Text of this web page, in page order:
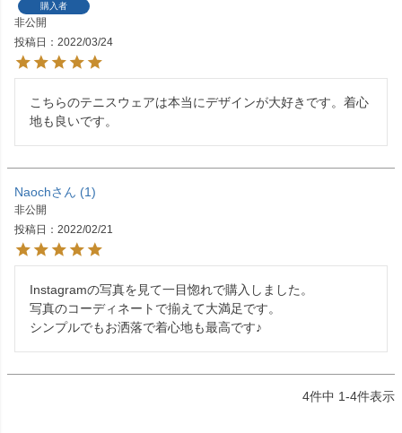
購入者
非公開
投稿日
2022/03/24
こちらのテニスウェアは本当にデザインが大好きです。着心
地も良いです。
Naoch 1
非公開
投稿日
2022/02/21
Instagramの写真を見て一目惚れで購入しました。
写真のコーディネートで揃えて大満足です。
シンプルでもお洒落で着心地も最高です♪
4件中 1-4件表示